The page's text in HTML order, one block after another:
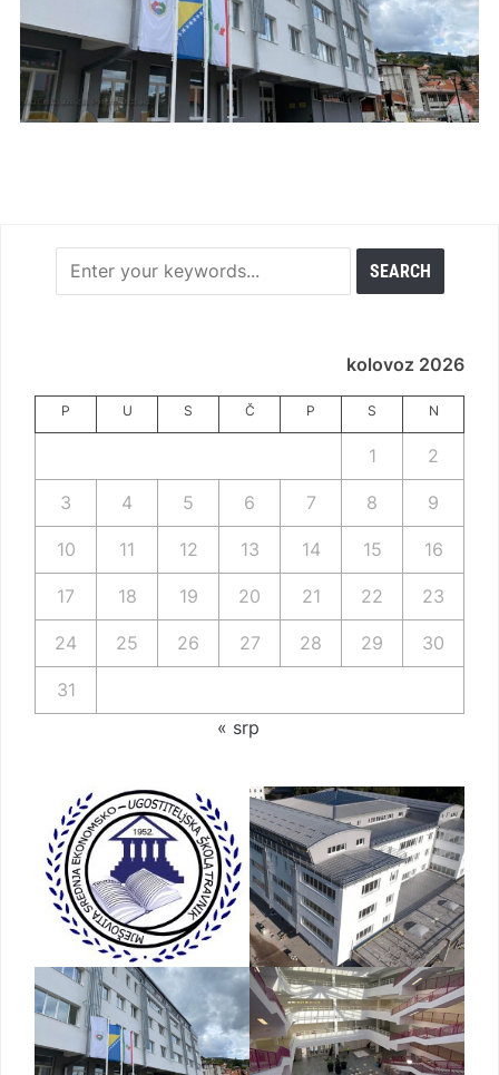
kolovoz 2026
P U S Č P S N
1 2
3 4 5 6 7 8 9
10 11 12 13 14 15 16
17 18 19 20 21 22 23
24 25 26 27 28 29 30
31
« srp